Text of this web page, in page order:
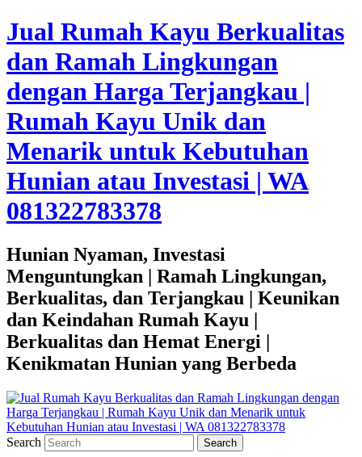
Jual Rumah Kayu Berkualitas
dan Ramah Lingkungan
dengan Harga Terjangkau |
Rumah Kayu Unik dan
Menarik untuk Kebutuhan
Hunian atau Investasi | WA
081322783378
Hunian Nyaman, Investasi
Menguntungkan | Ramah Lingkungan,
Berkualitas, dan Terjangkau | Keunikan
dan Keindahan Rumah Kayu |
Berkualitas dan Hemat Energi |
Kenikmatan Hunian yang Berbeda
Search